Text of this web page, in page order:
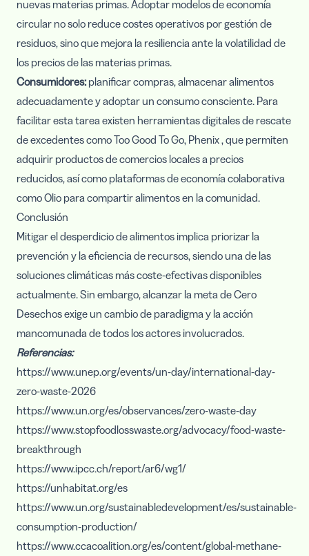
nuevas materias primas. Adoptar modelos de economía
circular no solo reduce costes operativos por gestión de
residuos, sino que mejora la resiliencia ante la volatilidad de
los precios de las materias primas.
Consumidores: planificar compras, almacenar alimentos
adecuadamente y adoptar un consumo consciente. Para
facilitar esta tarea existen herramientas digitales de rescate
de excedentes comoToo Good To Go, Phenix, que permiten
adquirir productos de comercios locales a precios
reducidos, así como plataformas de economía colaborativa
comoOlio para compartir alimentos en la comunidad.
Conclusión
Mitigar el desperdicio de alimentos implica priorizar la
prevención y la eficiencia de recursos, siendo una de las
soluciones climáticas más coste-efectivas disponibles
actualmente. Sin embargo, alcanzar la meta de Cero
Desechos exige un cambio de paradigma y la acción
mancomunada de todos los actores involucrados.
Referencias:
https://www.unep.org/events/un-day/international-day-
zero-waste-2026
https://www.un.org/es/observances/zero-waste-day
https://www.stopfoodlosswaste.org/advocacy/food-waste-
breakthrough
https://www.ipcc.ch/report/ar6/wg1/
https://unhabitat.org/es
https://www.un.org/sustainabledevelopment/es/sustainable-
consumption-production/
https://www.ccacoalition.org/es/content/global-methane-